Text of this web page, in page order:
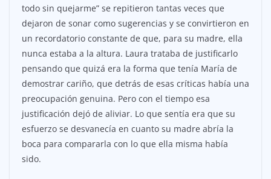
todo sin quejarme” se repitieron tantas veces que
dejaron de sonar como sugerencias y se convirtieron en
un recordatorio constante de que, para su madre, ella
nunca estaba a la altura. Laura trataba de justificarlo
pensando que quizá era la forma que tenía María de
demostrar cariño, que detrás de esas críticas había una
preocupación genuina. Pero con el tiempo esa
justificación dejó de aliviar. Lo que sentía era que su
esfuerzo se desvanecía en cuanto su madre abría la
boca para compararla con lo que ella misma había
sido.